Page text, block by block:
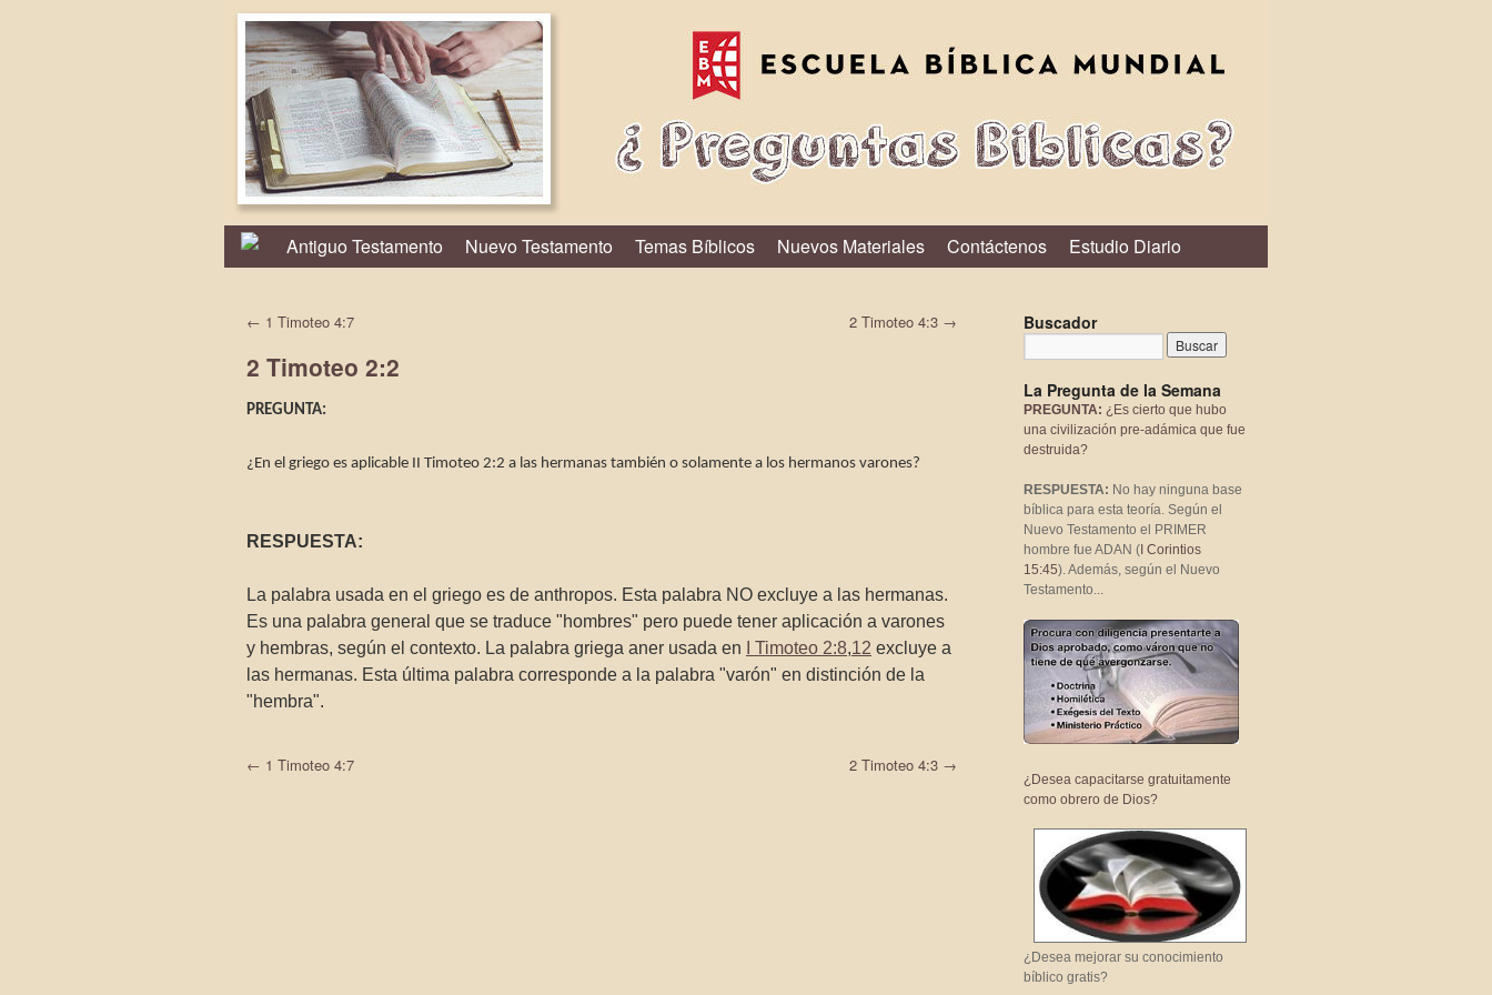
Antiguo Testamento Nuevo Testamento Temas Bíblicos Nuevos Materiales Contáctenos Estudio Diario
← 1 Timoteo 4:7 2 Timoteo 4:3 →
2 Timoteo 2:2
PREGUNTA:
¿En el griego es aplicable II Timoteo 2:2 a las hermanas también o solamente a los hermanos varones?
RESPUESTA:
La palabra usada en el griego es de anthropos. Esta palabra NO excluye a las hermanas.
Es una palabra general que se traduce "hombres" pero puede tener aplicación a varones
y hembras, según el contexto. La palabra griega aner usada en
I Timoteo 2:8,12 excluye a
las hermanas. Esta última palabra corresponde a la palabra "varón" en distinción de la
"hembra".
← 1 Timoteo 4:7 2 Timoteo 4:3 →
Buscador
La Pregunta de la Semana
PREGUNTA: ¿Es cierto que hubo
una civilización pre-adámica que fue
destruida?
RESPUESTA: No hay ninguna base
bíblica para esta teoría. Según el
Nuevo Testamento el PRIMER
hombre fue ADAN ( I Corintios
15:45). Además, según el Nuevo
Testamento...
¿Desea capacitarse gratuitamente
como obrero de Dios?
¿Desea mejorar su conocimiento
bíblico gratis?